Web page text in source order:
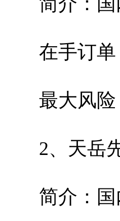
在手订
最大风
2、天岳
简介：